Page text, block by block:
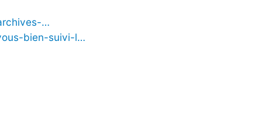
…
bien-suivi-l…